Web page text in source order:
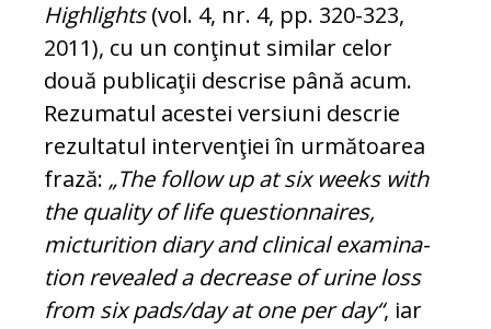
Highlights(vol. 4, nr. 4, pp. 320-323,
2011), cu un con­ţi­nut similar celor
două publicaţii descrise până acum.
Rezumatul acestei versiuni des­crie
rezultatul intervenţiei în ur­mă­toarea
frază: „The follow up at six weeks with
the quality of life questionnaires,
micturition diary and clinical exa­mi­na­
tion revealed a decrease of urine loss
from six pads/day at one per day“, iar